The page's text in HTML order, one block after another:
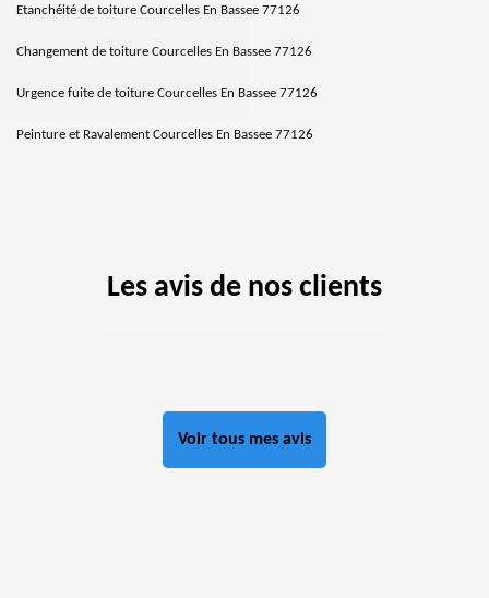
Etanchéité de toiture Courcelles En Bassee 77126
Changement de toiture Courcelles En Bassee 77126
Urgence fuite de toiture Courcelles En Bassee 77126
Peinture et Ravalement Courcelles En Bassee 77126
Les avis de nos clients
Voir tous mes avis